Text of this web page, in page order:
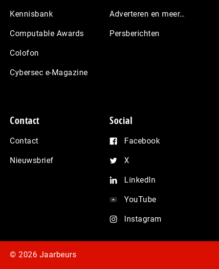
Kennisbank
Computable Awards
Colofon
Cybersec e-Magazine
Adverteren en meer…
Persberichten
Contact
Contact
Nieuwsbrief
Social
Facebook
X
LinkedIn
YouTube
Instagram
© 2026 Jaarbeurs